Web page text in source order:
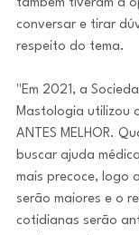
também tiveram a
conversar e tirar
respeito do tema.
"Em 2021, a
Mastologia utilizou
ANTES MELHOR.
buscar ajuda
mais precoce, logo
serão maiores e o
cotidianas serão